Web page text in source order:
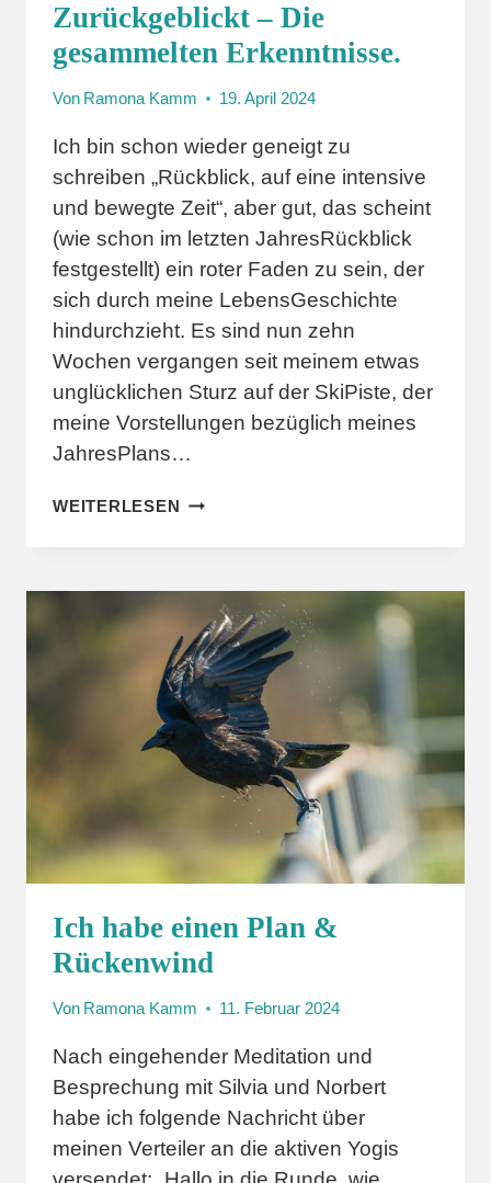
Zurückgeblickt – Die
gesammelten Erkenntnisse.
Von Ramona Kamm 19. April 2024
Ich bin schon wieder geneigt zu
schreiben „Rückblick, auf eine intensive
und bewegte Zeit“, aber gut, das scheint
(wie schon im letzten JahresRückblick
festgestellt) ein roter Faden zu sein, der
sich durch meine LebensGeschichte
hindurchzieht. Es sind nun zehn
Wochen vergangen seit meinem etwas
unglücklichen Sturz auf der SkiPiste, der
meine Vorstellungen bezüglich meines
JahresPlans…
WEITERLESEN ZURÜCKGEBLICKT
ERKENNTNISSE.
Ich habe einen Plan &
Rückenwind
Von Ramona Kamm 11. Februar 2024
Nach eingehender Meditation und
Besprechung mit Silvia und Norbert
habe ich folgende Nachricht über
meinen Verteiler an die aktiven Yogis